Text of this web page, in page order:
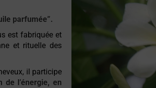
parfumée”.
est fabriquée et
et rituelle des
il participe
l’énergie, en